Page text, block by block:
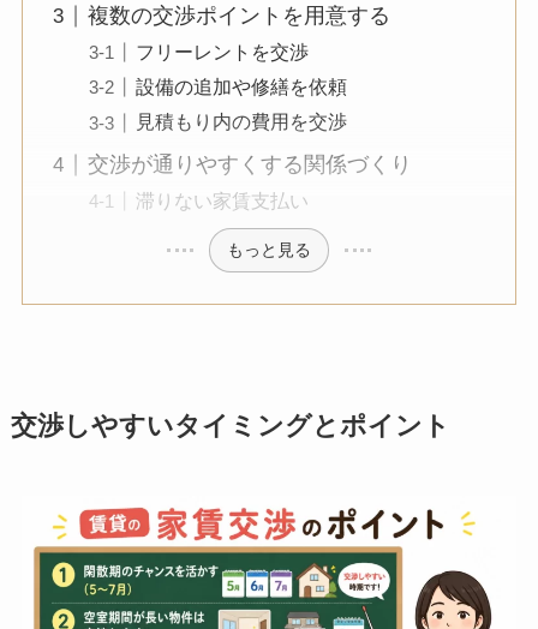
複数の交渉ポイントを用意する
フリーレントを交渉
設備の追加や修繕を依頼
見積もり内の費用を交渉
交渉が通りやすくする関係づくり
滞りない家賃支払い
もっと見る
交渉しやすいタイミングとポイント